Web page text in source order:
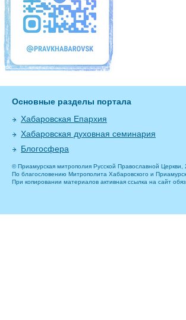
Основные разделы портала
Хабаровская Епархия
Хабаровская духовная семинария
Блогосфера
© Приамурская митрополия Русской Православной Церкви,
По благословению Митрополита Хабаровского и
При копировании материалов активная ссылка на сайт